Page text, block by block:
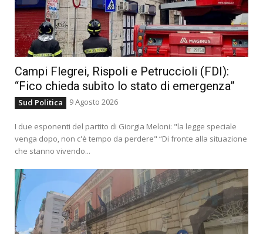
Campi Flegrei, Rispoli e Petruccioli (FDI):
“Fico chieda subito lo stato di emergenza”
Sud Politica 9 Agosto 2026
I due esponenti del partito di Giorgia Meloni: "la legge speciale
venga dopo, non c'è tempo da perdere" “Di fronte alla situazione
che stanno vivendo...